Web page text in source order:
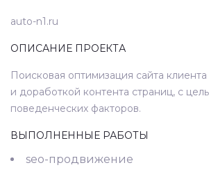
auto-n1.ru
ОПИСАНИЕ ПРОЕКТА
Поисковая оптимизация сайта
и доработкой контента страниц, с
поведенческих факторов.
ВЫПОЛНЕННЫЕ РАБОТЫ
seo-продвижение